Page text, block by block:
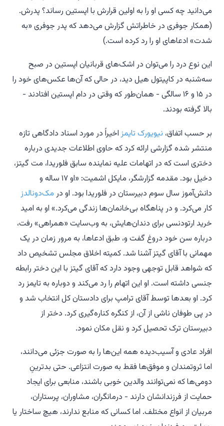
می‌دانید چه کسی او را به اولین قرارش با اپستین رساند؟ پدرش.
(همکار جوفری در خاطراتش گزارش می‌دهد که پدر جوفری «به
شدت» ادعاهای او را رد کرده است.)
این نوع درد را می‌توان در اشک‌های قربانیان اپستین در صبح
سه‌شنبه در کاپیتول هیل دید، در حالی که آن‌ها عکس‌های خود را
در ۱۵ و ۱۶ سالگی - همان‌طور که وقتی در دام اپستین افتادند -
بالا گرفته بودند.
بر حسب اتفاق، نیویورک تایمز اخیراً در مورد اسناد دادگاهی تازه
منتشر شده گزارشی ارائه کرد که حاوی اطلاعات جدیدی درباره
دختری است که در اتهامات علیه نماینده سابق فلوریدا، مت گیتز،
دخیل بود. مقدمه گزارشگر، مایکل اشمیت: «او ۱۷ ساله و
دانش‌آموز سال سوم دبیرستان در فلوریدا بود. او در مک‌دونالدز
کار می‌کرد. و در پناهگاه بی‌خانمان‌ها زندگی می‌کرد.» او به امید
خرید ارتودنسی برای دندان‌هایش، به وب‌سایت «همراهی» رفت،
درباره سن خود دروغ گفت و، طبق ادعاها، به مرور زمان در یک
مهمانی با آقای گیتز آشنا شد. کمیته اخلاق مجلس تشخیص داد
که شواهد قابل توجهی وجود دارد که آقای گیتز با این دختر رابطه
جنسی داشته است. او این اتهام را رد می‌کند و دوباره به تایمز رد
کرد. او بعدها توسط آقای ترامپ برای دادستان کل انتخاب شد و
در پی طوفان ناشی از آن، از کنگره کناره‌گیری کرد. دختر از
دبیرستان ترک تحصیل کرد و نقل مکان نمود.
افراد عادی و آسیب‌دیده همه این‌ها را به صورت جزئی می‌دانند،
اما ثروتمندان و موفق‌ها فقط به صورت انتزاعی. حتی بدترینِ
دومی‌ها که نمی‌توانند والدین خوبی باشند، منابعی برای ایجاد
حمایت از فرزندانشان دارند - درمانگران، مشاوران، پرستاران،
مربیان از انواع مختلف. اما کسانی که منابع ندارند، هیچ ساختار یا